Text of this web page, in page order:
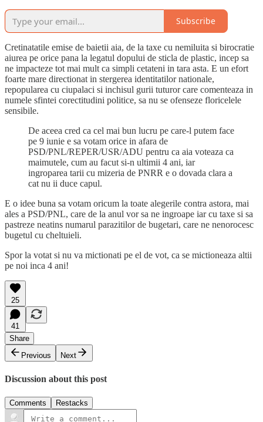
Subscribe
Cretinatatile emise de baietii aia, de la taxe cu nemiluita si birocratie
aiurea pe orice pana la legatul dopului de sticla de plastic, incep sa
ne impacteze tot mai mult ca simpli cetateni in tara asta. E un efort
foarte mare directionat in stergerea identitatilor nationale,
repopularea cu ciupalaci si inchisul gurii tuturor care comenteaza in
numele sfintei corectitudini politice, sa nu se ofenseze floricelele
sensibile.
De aceea cred ca cel mai bun lucru pe care-l putem face
pe 9 iunie e sa votam orice in afara de
PSD/PNL/REPER/USR/ADU pentru ca aia voteaza ca
maimutele, cum au facut si-n ultimii 4 ani, iar
ingroparea tarii cu mizeria de PNRR e o dovada clara a
cat nu ii duce capul.
E o idee buna sa votam oricum la toate alegerile contra astora, mai
ales a PSD/PNL, care de la anul vor sa ne ingroape iar cu taxe si sa
pastreze neatins numarul parazitilor de bugetari, care ne nenorocesc
bugetul cu cheltuieli.
Spor la votat si nu va mictionati pe el de vot, ca se mictioneaza altii
pe noi inca 4 ani!
25
41
Share
Previous
Next
Discussion about this post
Comments Restacks